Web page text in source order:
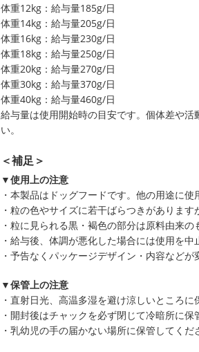
体重12kg：給与量185g/日
体重14kg：給与量205g/日
体重16kg：給与量230g/日
体重18kg：給与量250g/日
体重20kg：給与量270g/日
体重30kg：給与量370g/日
体重40kg：給与量460g/日
給与量は使用開始時の目安です。個体差や
い。
＜補足＞
▼使用上の注意
・本製品はドッグフードです。他の用途に使
・粒の色やサイズに若干ばらつきがあります
・粒に見られる黒・褐色の部分は原料由来の
・給与後、体調が悪化した場合には使用を中
・予告なくパッケージデザイン・内容などが
▼保管上の注意
・直射日光、高温多湿を避け涼しいところに
・開封後はチャックを必ず閉じて冷暗所に保
・乳幼児の手の届かない場所に保管してくだ